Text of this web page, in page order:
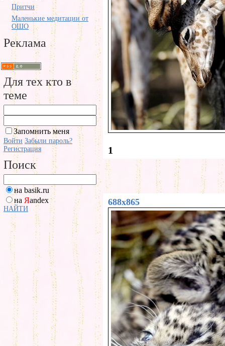
Притчи
Маленькие медитации от
ОШО
Реклама
Для тех кто в
теме
Запомнить меня
Войти Забыли пароль?
Регистрация
Поиск
на basik.ru
на Яandex
НАЙТИ
1
688x865